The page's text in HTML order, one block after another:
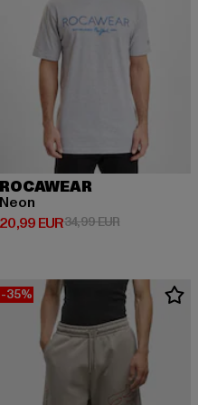
EUR
ROCAWEAR
Neon
20,99 EUR
Derzeitiger Preis: 20,99 EUR
34,99 EURAktionspreis:
-35%